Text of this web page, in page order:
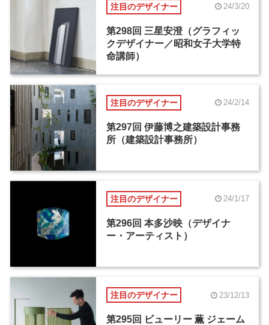
注目のデザイナー 24/3/20
第298回 三星安澄（グラフィッ
クデザイナー／昭和女子大学特
命講師）
注目のデザイナー 24/2/14
第297回 伊藤博之建築設計事務
所（建築設計事務所）
注目のデザイナー 24/1/17
第296回 本多沙映（デザイナ
ー・アーティスト）
注目のデザイナー 23/12/13
第295回 ビューリー 薫 ジェーム